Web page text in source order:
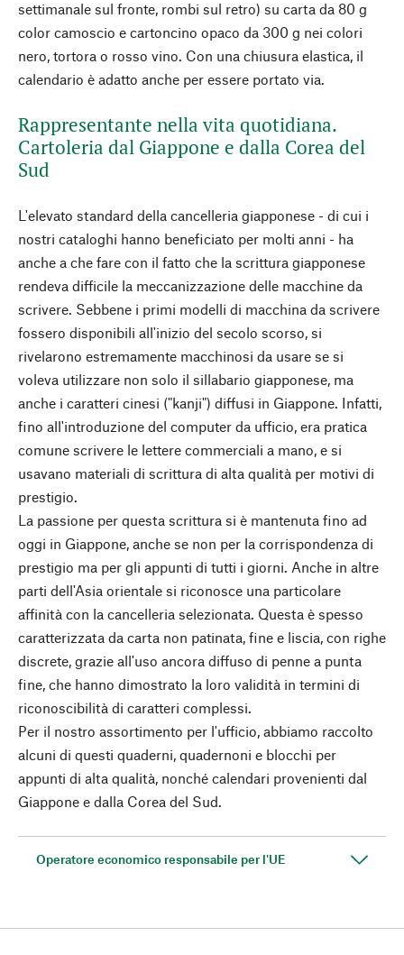
settimanale sul fronte, rombi sul retro) su carta da 80 g
color camoscio e cartoncino opaco da 300 g nei colori
nero, tortora o rosso vino. Con una chiusura elastica, il
calendario è adatto anche per essere portato via.
Rappresentante nella vita quotidiana.
Cartoleria dal Giappone e dalla Corea del
Sud
L'elevato standard della cancelleria giapponese - di cui i
nostri cataloghi hanno beneficiato per molti anni - ha
anche a che fare con il fatto che la scrittura giapponese
rendeva difficile la meccanizzazione delle macchine da
scrivere. Sebbene i primi modelli di macchina da scrivere
fossero disponibili all'inizio del secolo scorso, si
rivelarono estremamente macchinosi da usare se si
voleva utilizzare non solo il sillabario giapponese, ma
anche i caratteri cinesi ("kanji") diffusi in Giappone. Infatti,
fino all'introduzione del computer da ufficio, era pratica
comune scrivere le lettere commerciali a mano, e si
usavano materiali di scrittura di alta qualità per motivi di
prestigio.
La passione per questa scrittura si è mantenuta fino ad
oggi in Giappone, anche se non per la corrispondenza di
prestigio ma per gli appunti di tutti i giorni. Anche in altre
parti dell'Asia orientale si riconosce una particolare
affinità con la cancelleria selezionata. Questa è spesso
caratterizzata da carta non patinata, fine e liscia, con righe
discrete, grazie all'uso ancora diffuso di penne a punta
fine, che hanno dimostrato la loro validità in termini di
riconoscibilità di caratteri complessi.
Per il nostro assortimento per l'ufficio, abbiamo raccolto
alcuni di questi quaderni, quadernoni e blocchi per
appunti di alta qualità, nonché calendari provenienti dal
Giappone e dalla Corea del Sud.
Operatore economico responsabile per l'UE